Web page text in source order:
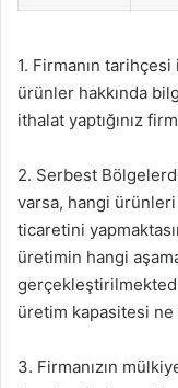
1. Firmanın
ürünler hakkında
ithalat yaptığınız
2. Serbest
varsa, hangi
ticaretini
üretimin hangi
üretim kapasitesi ne
3. Firmanızın